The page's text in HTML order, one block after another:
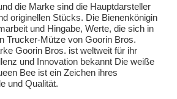
die Marke sind die Hauptdarsteller
originellen Stücks. Die Bienenkönigin
und Hingabe, Werte, die sich in
Trucker-Mütze von Goorin Bros.
Goorin Bros. ist weltweit für ihr
und Innovation bekannt Die weiße
Bee ist ein Zeichen ihres
und Qualität.